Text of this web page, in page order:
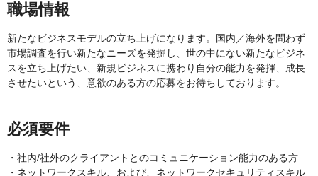
職場情報
新たなビジネスモデルの立ち上げになります。国内／海外を問わず
市場調査を行い新たなニーズを発掘し、世の中にない新たなビジネ
スを立ち上げたい、新規ビジネスに携わり自分の能力を発揮、成長
させたいという、意欲のある方の応募をお待ちしております。
必須要件
・社内/社外のクライアントとのコミュニケーション能力のある方
・ネットワークスキル、および、ネットワークセキュリティスキル